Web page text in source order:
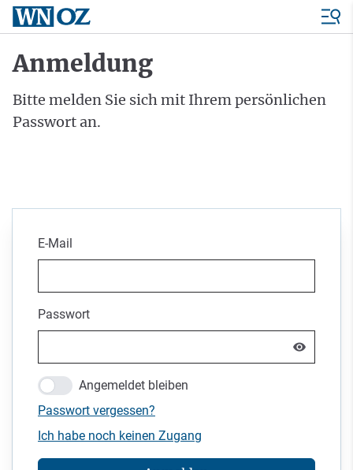
Anmeldung
Bitte melden Sie sich mit Ihrem persönlichen
Passwort an.
E-Mail
Passwort
Angemeldet bleiben
Passwort vergessen?
Ich habe noch keinen Zugang